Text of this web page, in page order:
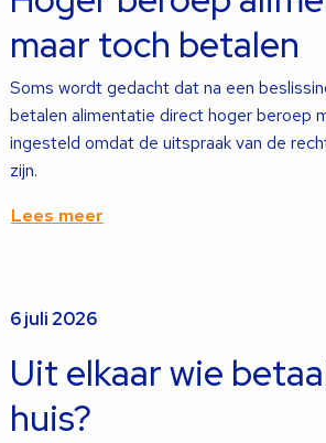
maar toch betalen
Soms wordt gedacht dat na een
betalen alimentatie direct hoger beroep
ingesteld omdat de uitspraak van de
zijn.
Lees meer
over
6 juli 2026
Uit elkaar wie
huis?